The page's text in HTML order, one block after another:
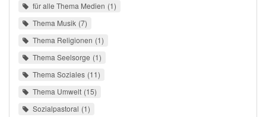
für alle Thema Medien 1
Thema Musik 7
Thema Religionen 1
Thema Seelsorge 1
Thema Soziales 11
Thema Umwelt 15
Sozialpastoral 1